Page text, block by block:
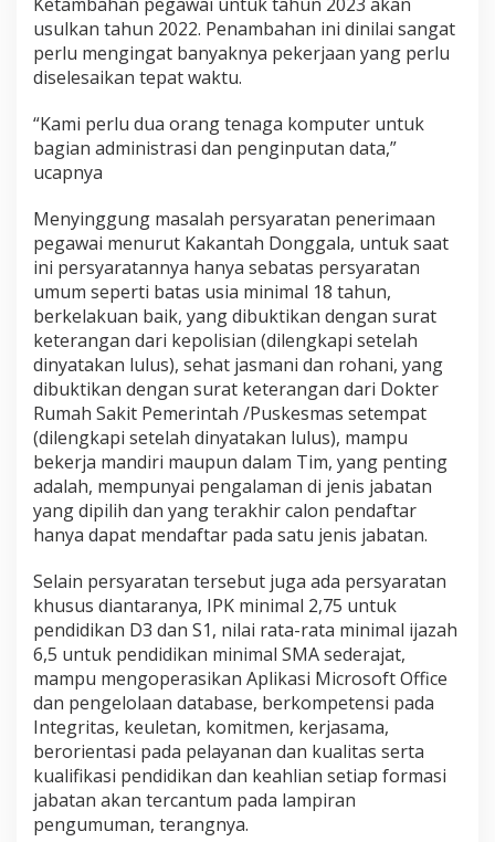
usulkan tahun 2022. Penambahan ini dinilai sangat
perlu mengingat banyaknya pekerjaan yang perlu
diselesaikan tepat waktu.
“Kami perlu dua orang tenaga komputer untuk
bagian administrasi dan penginputan data,”
ucapnya
Menyinggung masalah persyaratan penerimaan
pegawai menurut Kakantah Donggala, untuk saat
ini persyaratannya hanya sebatas persyaratan
umum seperti batas usia minimal 18 tahun,
berkelakuan baik, yang dibuktikan dengan surat
keterangan dari kepolisian (dilengkapi setelah
dinyatakan lulus), sehat jasmani dan rohani, yang
dibuktikan dengan surat keterangan dari Dokter
Rumah Sakit Pemerintah /Puskesmas setempat
(dilengkapi setelah dinyatakan lulus), mampu
bekerja mandiri maupun dalam Tim, yang penting
adalah, mempunyai pengalaman di jenis jabatan
yang dipilih dan yang terakhir calon pendaftar
hanya dapat mendaftar pada satu jenis jabatan.
Selain persyaratan tersebut juga ada persyaratan
khusus diantaranya, IPK minimal 2,75 untuk
pendidikan D3 dan S1, nilai rata-rata minimal ijazah
6,5 untuk pendidikan minimal SMA sederajat,
mampu mengoperasikan Aplikasi Microsoft Office
dan pengelolaan database, berkompetensi pada
Integritas, keuletan, komitmen, kerjasama,
berorientasi pada pelayanan dan kualitas serta
kualifikasi pendidikan dan keahlian setiap formasi
jabatan akan tercantum pada lampiran
pengumuman, terangnya.